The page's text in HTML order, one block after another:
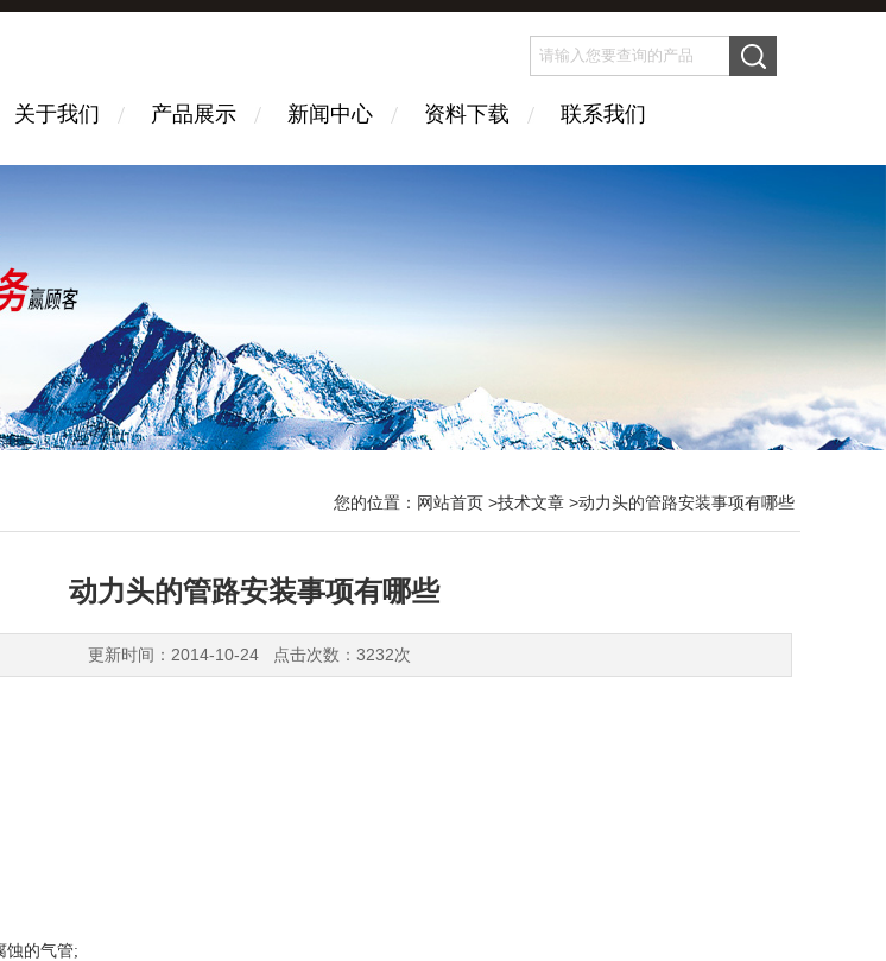
关于我们 产品展示 新闻中心 资料下载 联系我们
您的位置： 网站首页 >技术文章 >动力头的管路安装事项有哪些
动力头的管路安装事项有哪些
更新时间：2014-10-24 点击次数：3232次
的气管;